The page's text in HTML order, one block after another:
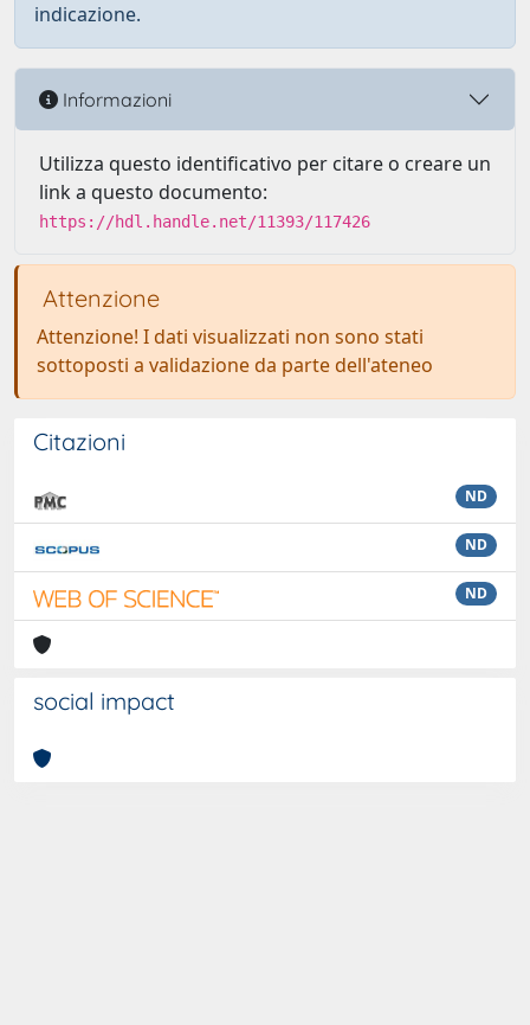
indicazione.
Informazioni
Utilizza questo identificativo per citare o creare un
link a questo documento:
https://hdl.handle.net/11393/117426
Attenzione
Attenzione! I dati visualizzati non sono stati
sottoposti a validazione da parte dell'ateneo
Citazioni
ND
ND
ND
social impact